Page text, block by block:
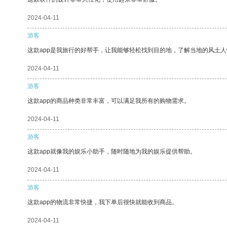
2024-04-11
游客
这款app是我旅行的好帮手，让我能够轻松找到目的地，了解当地的风土
2024-04-11
游客
这款app的商品种类非常丰富，可以满足我所有的购物需求。
2024-04-11
游客
这款app就像我的娱乐小助手，随时随地为我的娱乐提供帮助。
2024-04-11
游客
这款app的物流非常快捷，我下单后很快就能收到商品。
2024-04-11